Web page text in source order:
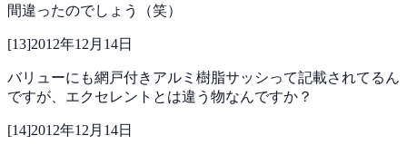
間違ったのでしょう（笑）
[13]2012年12月14日
バリューにも網戸付きアルミ樹脂サッシって記載されてるん
ですが、エクセレントとは違う物なんですか？
[14]2012年12月14日